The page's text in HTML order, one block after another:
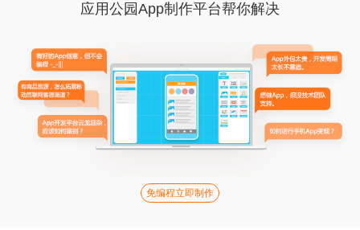
应用公园App制作平台帮你解决
免编程立即制作